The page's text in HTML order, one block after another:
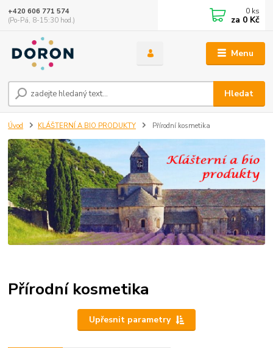
Menu
Hledat
+420 606 771 574
(Po-Pá, 8-15:30 hod.)
0 ks
za 0 Kč
Úvod KLÁŠTERNÍ A BIO PRODUKTY Přírodní kosmetika
Přírodní kosmetika
Upřesnit parametry